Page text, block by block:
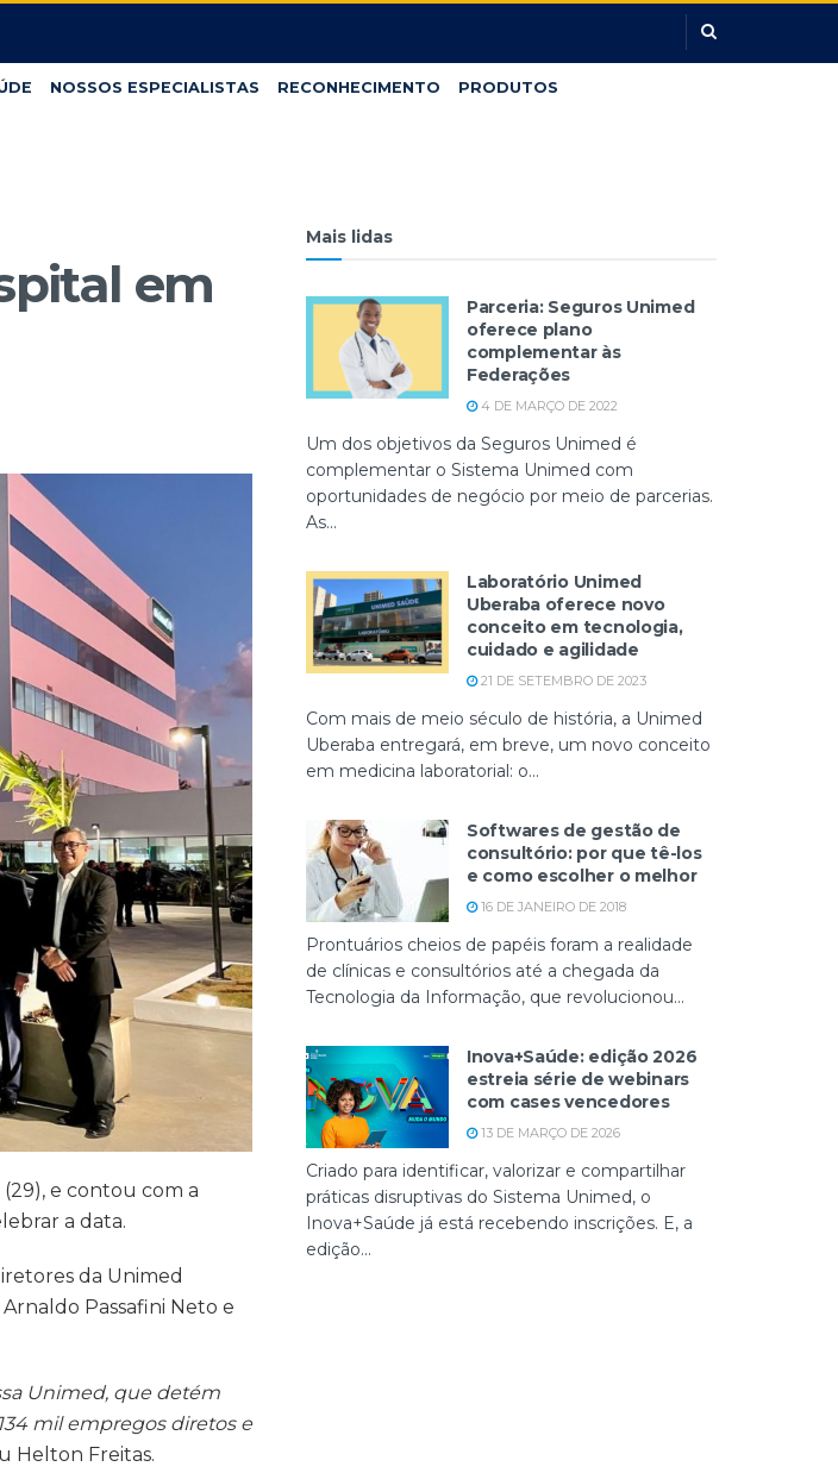
NOSSOS ESPECIALISTAS RECONHECIMENTO PRODUTOS
em
e contou com a
a data.
da Unimed
Passafini Neto e
Unimed, que detém
mil empregos diretos e
Helton Freitas.
Mais lidas
Parceria: Seguros Unimed
oferece plano
complementar às
Federações
4 DE MARÇO DE 2022
Um dos objetivos da Seguros Unimed é
complementar o Sistema Unimed com
oportunidades de negócio por meio de parcerias.
As...
Laboratório Unimed
Uberaba oferece novo
conceito em tecnologia,
cuidado e agilidade
21 DE SETEMBRO DE 2023
Com mais de meio século de história, a Unimed
Uberaba entregará, em breve, um novo conceito
em medicina laboratorial: o...
Softwares de gestão de
consultório: por que tê-los
e como escolher o melhor
16 DE JANEIRO DE 2018
Prontuários cheios de papéis foram a realidade
de clínicas e consultórios até a chegada da
Tecnologia da Informação, que revolucionou...
Inova+Saúde: edição 2026
estreia série de webinars
com cases vencedores
13 DE MARÇO DE 2026
Criado para identificar, valorizar e compartilhar
práticas disruptivas do Sistema Unimed, o
Inova+Saúde já está recebendo inscrições. E, a
edição...